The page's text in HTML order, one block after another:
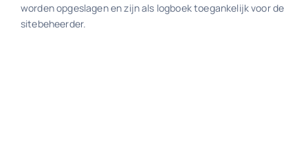
worden opgeslagen en zijn als logboek toegankelijk voor de
sitebeheerder.